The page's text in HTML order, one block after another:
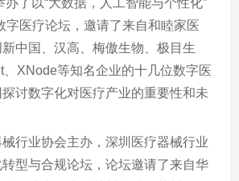
了以“大数据，人工智能与个性化”
字医疗论坛，邀请了来自和睦家医
中国、汉高、梅傲生物、极目生
XNode等知名企业的十几位数字医
讨数字化对医疗产业的重要性和未
行业协会主办，深圳医疗器械行业
型与合规论坛，论坛邀请了来自华